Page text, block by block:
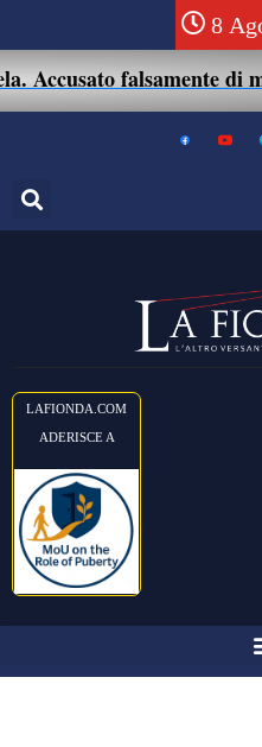
8
Accusato falsamente di
LAFIONDA.COM
ADERISCE A